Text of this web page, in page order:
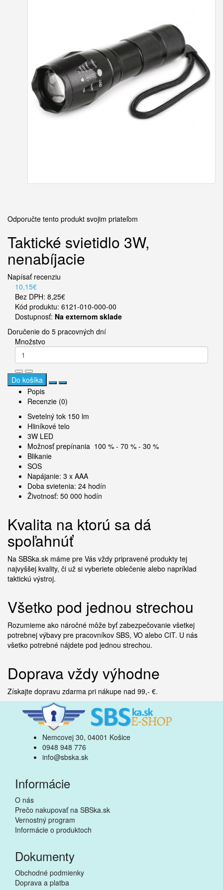
Odporučte tento produkt svojim priateľom
Taktické svietidlo 3W,
nenabíjacie
Napísať recenziu
10,15€
Bez DPH: 8,25€
Kód produktu: 6121-010-000-00
Dostupnosť: Na externom sklade
Doručenie do 5 pracovných dní
Množstvo
Do košíka
Popis
Recenzie (0)
Svetelný tok 150 lm
Hliníkové telo
3W LED
Možnosť prepínania 100 % - 70 % - 30 %
Blikanie
SOS
Napájanie: 3 x AAA
Doba svietenia: 24 hodín
Životnosť: 50 000 hodín
Kvalita na ktorú sa dá
spoľahnúť
Na SBSka.sk máme pre Vás vždy pripravené produkty tej
najvyššej kvality, či už si vyberiete oblečenie alebo napríklad
taktickú výstroj.
Všetko pod jednou strechou
Rozumieme ako náročné môže byť zabezpečovanie všetkej
potrebnej výbavy pre pracovníkov SBS, VO alebo CIT. U nás
všetko potrebné nájdete pod jednou strechou.
Doprava vždy výhodne
Získajte dopravu zdarma pri nákupe nad 99,- €.
Nemcovej 30, 04001 Košice
0948 948 776
info@sbska.sk
Informácie
O nás
Prečo nakupovať na SBSka.sk
Vernostný program
Informácie o produktoch
Dokumenty
Obchodné podmienky
Doprava a platba